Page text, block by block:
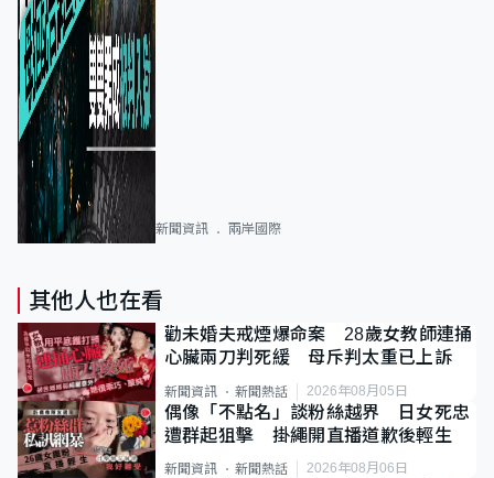
新聞資訊 兩岸國際
其他人也在看
勸未婚夫戒煙爆命案 28歲女教師連捅
心臟兩刀判死緩 母斥判太重已上訴
新聞資訊 新聞熱話 2026年08月05日
偶像「不點名」談粉絲越界 日女死忠
遭群起狙擊 掛繩開直播道歉後輕生
新聞資訊 新聞熱話 2026年08月06日